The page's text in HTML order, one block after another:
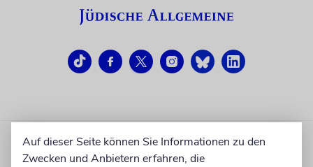
Auf dieser Seite können Sie Informationen zu den
Zwecken und Anbietern erfahren, die